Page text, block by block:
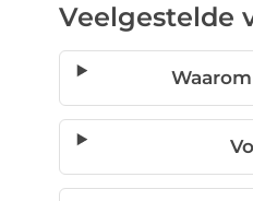
Veelgestelde